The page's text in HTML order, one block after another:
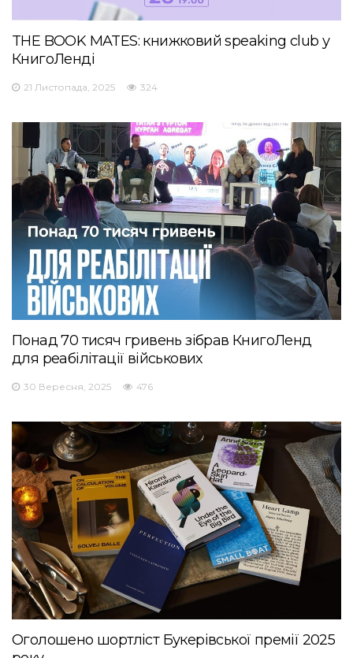
THE BOOK MATES: книжковий speaking club у
КнигоЛенді
21 Листопада, 2025 324
Понад 70 тисяч гривень зібрав КнигоЛенд
для реабілітації військових
30 Вересня, 2025 476
Оголошено шортліст Букерівської премії 2025